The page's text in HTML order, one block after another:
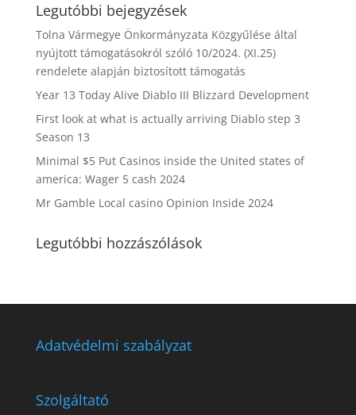
Legutóbbi bejegyzések
Tolna Vármegye Önkormányzata Közgyűlése által
nyújtott támogatásokról szóló 10/2024. (XI.25)
rendelete alapján biztosított támogatás
Year 13 Today Alive Diablo III Blizzard Development
First look at what is actually arriving Diablo step 3
Season 13
Minimal $5 Put Casinos inside the United states of
america: Wager 5 cash 2024
Mr Gamble Local casino Opinion Inside 2024
Legutóbbi hozzászólások
Adatvédelmi szabályzat
Szolgáltató